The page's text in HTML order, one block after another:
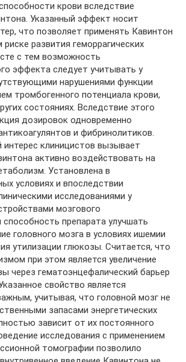
крови вследствие
Указанный эффект носит
что позволяет применять Кавинтон
развития геморрагических
с тем возможность
эффекта следует учитывать у
нарушениями функции
тромбогенного потенциала крови,
состояниях. Вследствие этого
дозировок одновременно
и фибринолитиков.
клиницистов вызывает
активно воздействовать на
Установлена в
условиях и впоследствии
исследованиями у
мозгового
препарата улучшать
головного мозга в условиях ишемии
утилизации глюкозы. Считается, что
при этом является увеличение
через гематоэнцефалический барьер
свойство является
учитывая, что головной мозг не
запасами энергетических
зависит от их постоянного
исследования с применением
томографии позволило